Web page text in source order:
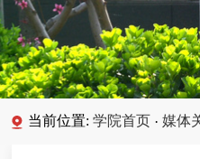
当前位置:学院首页 · 媒体